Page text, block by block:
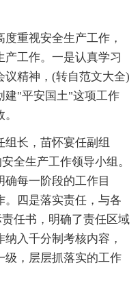
重视安全生产工作，
工作。一是认真学习
议精神，(转自范文大全)
建"平安国土"这项工作
长，苗怀宴任副组
全生产工作领导小组。
每一阶段的工作目
。四是落实责任，与各
任书，明确了责任区域
入千分制考核内容，
级，层层抓落实的工作